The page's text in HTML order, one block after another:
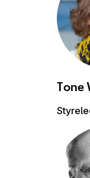
Tone